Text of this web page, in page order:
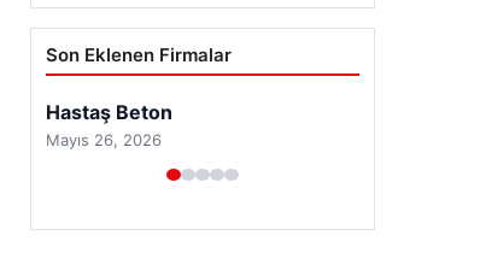
Son Eklenen Firmalar